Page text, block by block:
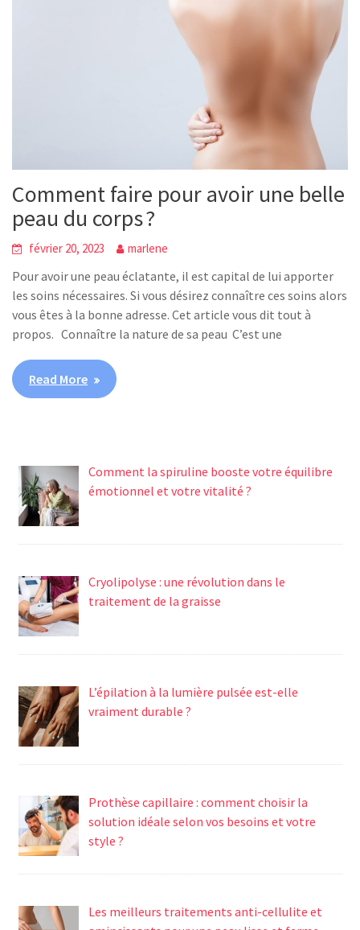
Comment faire pour avoir une belle
peau du corps ?
février 20, 2023 marlene
Pour avoir une peau éclatante, il est capital de lui apporter
les soins nécessaires. Si vous désirez connaître ces soins alors
vous êtes à la bonne adresse. Cet article vous dit tout à
propos. Connaître la nature de sa peau C’est une
Read More
Comment la spiruline booste votre équilibre
émotionnel et votre vitalité ?
Cryolipolyse : une révolution dans le
traitement de la graisse
L’épilation à la lumière pulsée est-elle
vraiment durable ?
Prothèse capillaire : comment choisir la
solution idéale selon vos besoins et votre
style ?
Les meilleurs traitements anti-cellulite et